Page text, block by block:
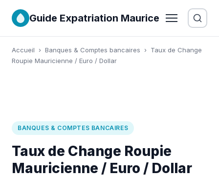
Guide Expatriation Maurice
Accueil › Banques & Comptes bancaires ›
Taux de Change
Roupie Mauricienne / Euro / Dollar
BANQUES & COMPTES BANCAIRES
Taux de Change Roupie
Mauricienne / Euro / Dollar